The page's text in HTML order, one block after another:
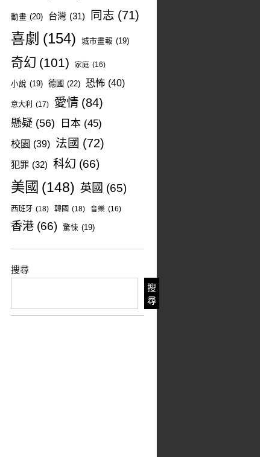
動畫 (20) 台灣 (31) 同志 (71)
喜劇 (154) 城市畫報 (19)
奇幻 (101) 家庭 (16)
小說 (19) 德國 (22) 恐怖 (40)
意大利 (17) 愛情 (84)
懸疑 (56) 日本 (45)
校園 (39) 法國 (72)
犯罪 (32) 科幻 (66)
美國 (148) 英國 (65)
西班牙 (18) 韓國 (18) 音樂 (16)
香港 (66) 驚悚 (19)
搜尋
搜
尋